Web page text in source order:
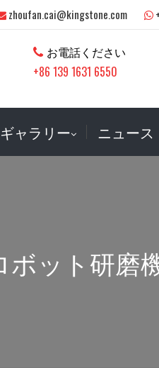
zhoufan.cai@kingstone.com
お電話ください
+86 139 1631 6550
ギャラリー ニュース
ット研磨